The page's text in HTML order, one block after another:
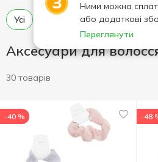
Ними можна
або додаткові
Переглянути
Усі Гребінці та щітки для
Аксесуари для
30 товарів
-40 % -48